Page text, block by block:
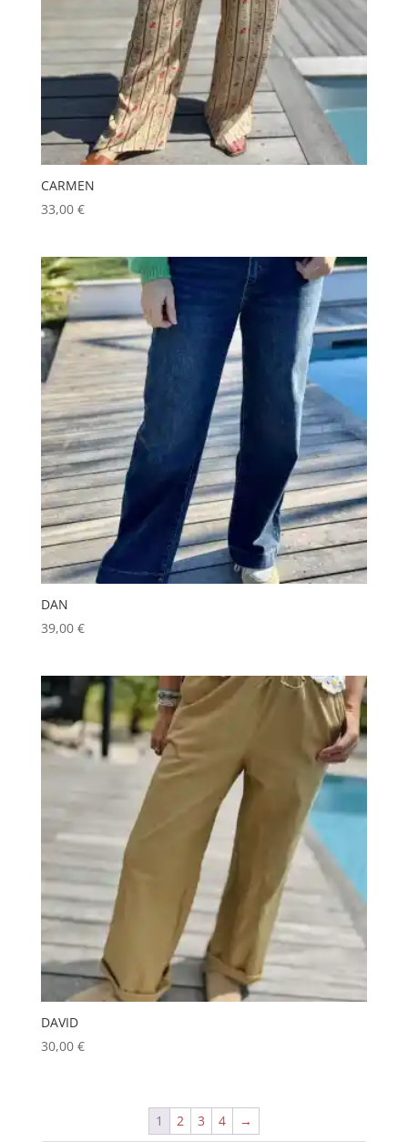
CARMEN
33,00 €
DAN
39,00 €
DAVID
30,00 €
1 2 3 4 →